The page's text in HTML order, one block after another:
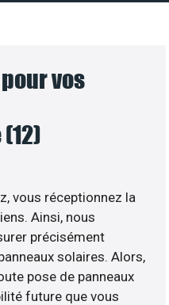
vos
vous réceptionnez la
Ainsi, nous
précisément
solaires. Alors,
pose de panneaux
future que vous